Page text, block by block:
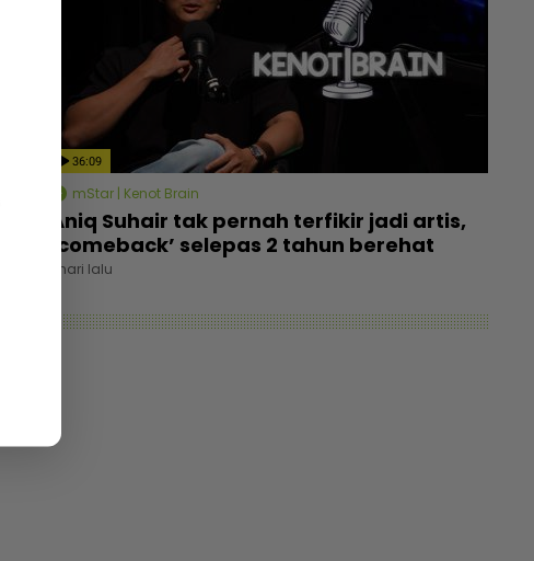
36:09
mStar | Kenot Brain
Aniq Suhair tak pernah terfikir jadi artis,
‘comeback’ selepas 2 tahun berehat
1 hari lalu